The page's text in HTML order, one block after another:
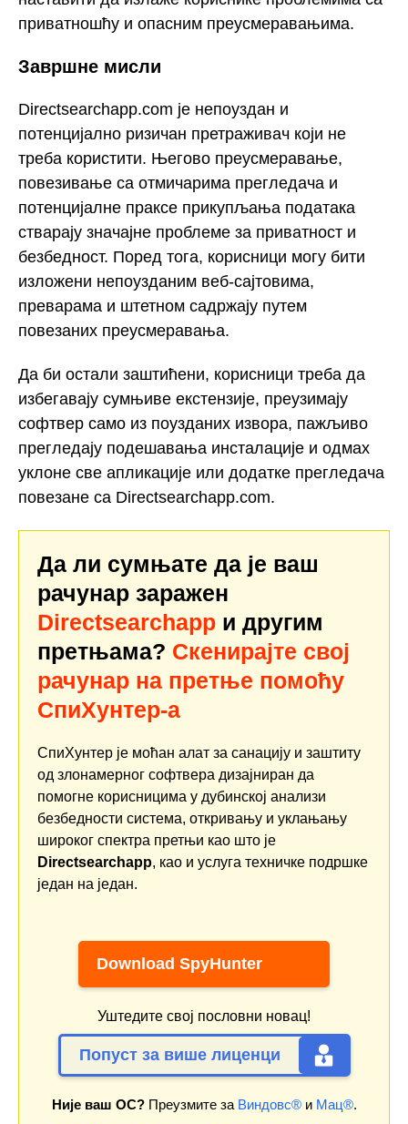
приватношћу и опасним преусмеравањима.
Завршне мисли
Directsearchapp.com је непоуздан и
потенцијално ризичан претраживач који не
треба користити. Његово преусмеравање,
повезивање са отмичарима прегледача и
потенцијалне праксе прикупљања података
стварају значајне проблеме за приватност и
безбедност. Поред тога, корисници могу бити
изложени непоузданим веб-сајтовима,
преварама и штетном садржају путем
повезаних преусмеравања.
Да би остали заштићени, корисници треба да
избегавају сумњиве екстензије, преузимају
софтвер само из поузданих извора, пажљиво
прегледају подешавања инсталације и одмах
уклоне све апликације или додатке прегледача
повезане са Directsearchapp.com.
Да ли сумњате да је ваш
рачунар заражен
Directsearchapp и другим
претњама? Скенирајте свој
рачунар на претње помоћу
СпиХунтер-а
СпиХунтер је моћан алат за санацију и заштиту
од злонамерног софтвера дизајниран да
помогне корисницима у дубинској анализи
безбедности система, откривању и уклањању
широког спектра претњи као што је
Directsearchapp, као и услуга техничке подршке
један на један.
Download SpyHunter
Уштедите свој пословни новац!
Попуст за више лиценци
Није ваш ОС?Преузмите за Виндовс®и Мац®.